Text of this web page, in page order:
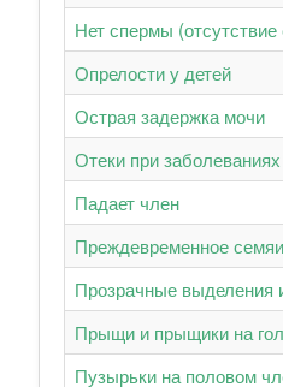
Нет спермы
Опрелости у детей
Острая задержка мочи
Отеки при
Падает член
Преждевременное
Прозрачные выделения
Прыщи и прыщики на
Пузырьки на половом